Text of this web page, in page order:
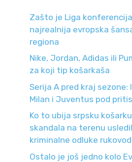
Zašto je Liga
najrealnija evropska
regiona
Nike, Jordan, Adidas ili
za koji tip košarkaša
Serija A pred kraj sezone:
Milan i Juventus pod
Ko to ubija srpsku
skandala na terenu
kriminalne odluke
Ostalo je još jedno kolo